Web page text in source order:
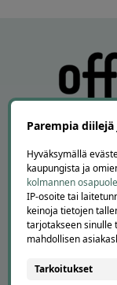
APUA
Peruuta
Usein
Parempia
Hyväksymällä
kaupungista ja
kolmannen
IP-osoite tai
keinoja tietojen
tarjotakseen sinulle
mahdollisen
Tarkoitukset